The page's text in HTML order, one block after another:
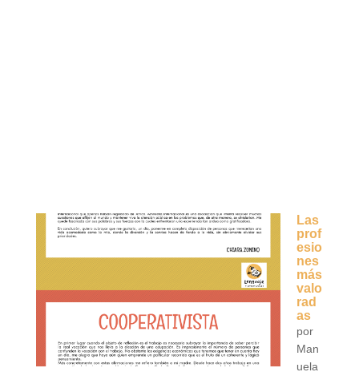
Las
prof
esio
nes
más
valo
rad
as
por
Man
uela